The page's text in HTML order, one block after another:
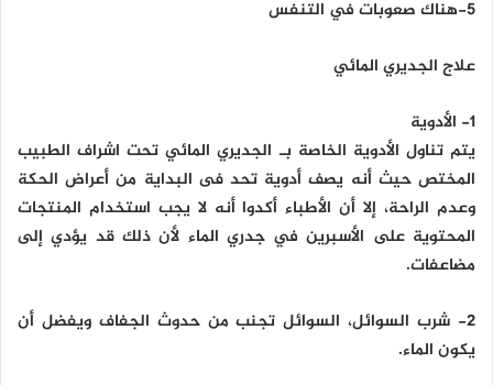
5-هناك صعوبات في التنفس
علاج الجديري المائي
1- الأدوية
يتم تناول الأدوية الخاصة بـ الجديري المائي تحت اشراف الطبيب
المختص حيث أنه يصف أدوية تحد فى البداية من أعراض الحكة
وعدم الراحة، إلا أن الأطباء أكدوا أنه لا يجب استخدام المنتجات
المحتوية على الأسبرين في جدري الماء لأن ذلك قد يؤدي إلى
مضاعفات.
2- شرب السوائل، السوائل تجنب من حدوث الجفاف ويفضل أن
يكون الماء.